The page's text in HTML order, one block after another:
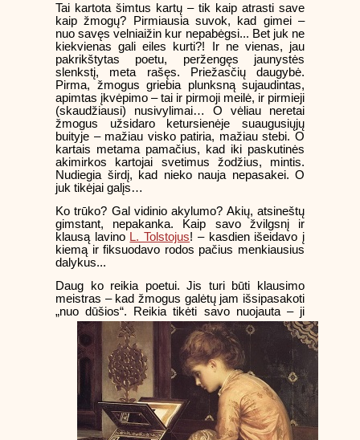
Tai kartota šimtus kartų – tik kaip atrasti save
kaip žmogų? Pirmiausia suvok, kad gimei –
nuo savęs velniaižin kur nepabėgsi... Bet juk ne
kiekvienas gali eiles kurti?! Ir ne vienas, jau
pakrikštytas poetu, peržengęs jaunystės
slenkstį, meta rašęs. Priežasčių daugybė.
Pirma, žmogus griebia plunksną sujaudintas,
apimtas įkvėpimo – tai ir pirmoji meilė, ir pirmieji
(skaudžiausi) nusivylimai… O vėliau neretai
žmogus užsidaro ketursienėje suaugusiųjų
buityje – mažiau visko patiria, mažiau stebi. O
kartais metama pamačius, kad iki paskutinės
akimirkos kartojai svetimus žodžius, mintis.
Nudiegia širdį, kad nieko nauja nepasakei. O
juk tikėjai galįs…
Ko trūko? Gal vidinio akylumo? Akių, atsineštų
gimstant, nepakanka. Kaip savo žvilgsnį ir
klausą lavino L. Tolstojus! – kasdien išeidavo į
kiemą ir fiksuodavo rodos pačius menkiausius
dalykus...
Daug ko reikia poetui. Jis turi būti klausimo
meistras – kad žmogus galėtų jam išsipasakoti
„nuo dūšios“.
Reikia tikėti savo nuojauta – ji